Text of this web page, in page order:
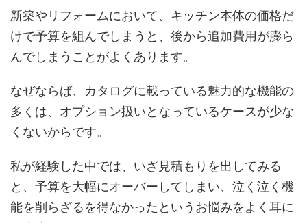
新築やリフォームにおいて、キッチン本体の価格だ
けで予算を組んでしまうと、後から追加費用が膨ら
んでしまうことがよくあります。
なぜならば、カタログに載っている魅力的な機能の
多くは、オプション扱いとなっているケースが少な
くないからです。
私が経験した中では、いざ見積もりを出してみる
と、予算を大幅にオーバーしてしまい、泣く泣く機
能を削らざるを得なかったというお悩みをよく耳に